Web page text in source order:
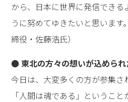
から、日本に世界に発信できる
うに努めてゆきたいと思います
締役・佐藤浩氏）
● 東北の方々の想いが込められ
今日は、大変多くの方が参集さ
「人間は魂である」ということ